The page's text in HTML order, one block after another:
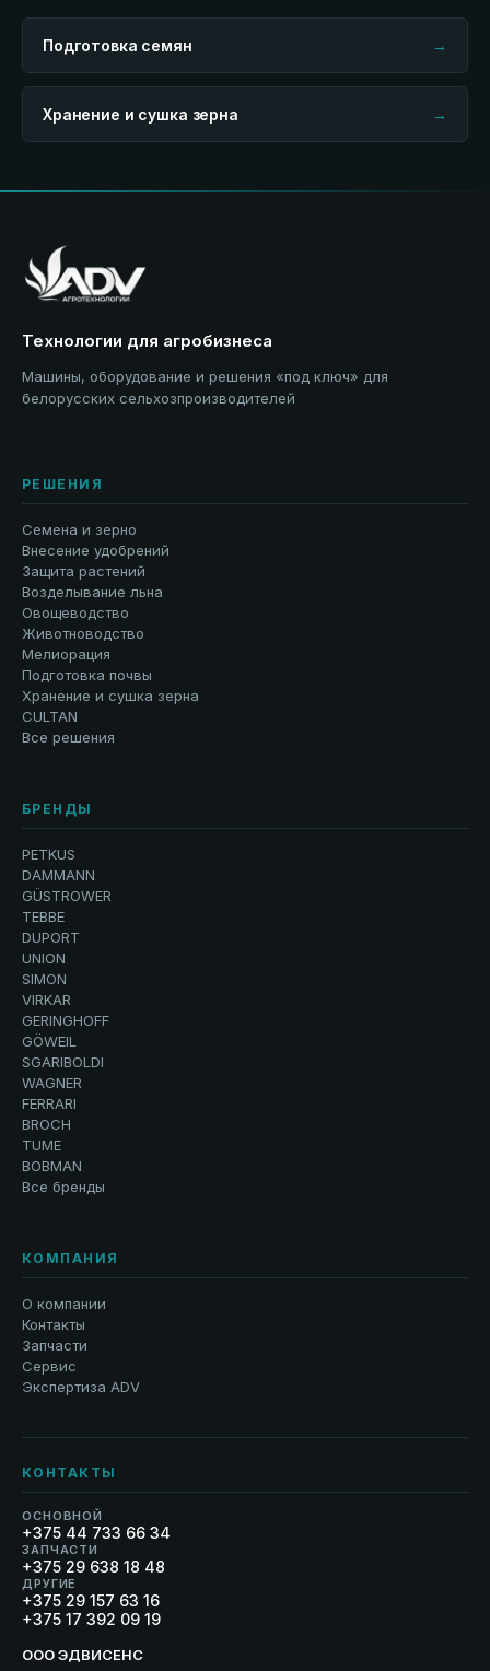
Подготовка семян →
Хранение и сушка зерна →
Технологии для агробизнеса
Машины, оборудование и решения «под ключ» для
белорусских сельхозпроизводителей
РЕШЕНИЯ
Семена и зерно
Внесение удобрений
Защита растений
Возделывание льна
Овощеводство
Животноводство
Мелиорация
Подготовка почвы
Хранение и сушка зерна
CULTAN
Все решения
БРЕНДЫ
PETKUS
DAMMANN
GÜSTROWER
TEBBE
DUPORT
UNION
SIMON
VIRKAR
GERINGHOFF
GÖWEIL
SGARIBOLDI
WAGNER
FERRARI
BROCH
TUME
BOBMAN
Все бренды
КОМПАНИЯ
О компании
Контакты
Запчасти
Сервис
Экспертиза ADV
КОНТАКТЫ
ОСНОВНОЙ
+375 44 733 66 34
ЗАПЧАСТИ
+375 29 638 18 48
ДРУГИЕ
+375 29 157 63 16
+375 17 392 09 19
ООО ЭДВИСЕНС